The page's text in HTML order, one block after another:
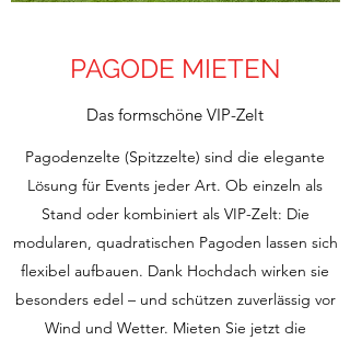
PAGODE MIETEN
Das formschöne VIP-Zelt
Pagodenzelte (Spitzzelte) sind die elegante
Lösung für Events jeder Art. Ob einzeln als
Stand oder kombiniert als VIP-Zelt: Die
modularen, quadratischen Pagoden lassen sich
flexibel aufbauen. Dank Hochdach wirken sie
besonders edel – und schützen zuverlässig vor
Wind und Wetter. Mieten Sie jetzt die